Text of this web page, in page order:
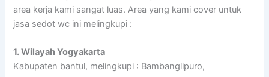
area kerja kami sangat luas. Area yang kami cover untuk
jasa sedot wc ini melingkupi :
1. Wilayah Yogyakarta
Kabupaten bantul, melingkupi : Bambanglipuro,